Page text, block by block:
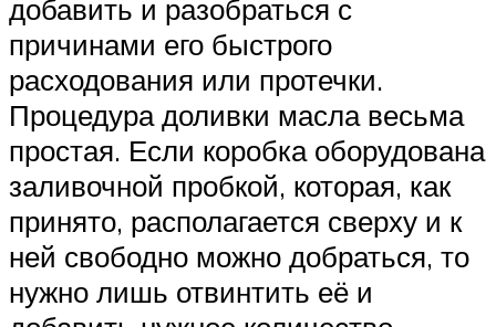
добавить и разобраться с
причинами его быстрого
расходования или протечки.
Процедура доливки масла весьма
простая. Если коробка оборудована
заливочной пробкой, которая, как
принято, располагается сверху и к
ней свободно можно добраться, то
нужно лишь отвинтить её и